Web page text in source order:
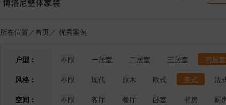
所在位置／首页 ／ 优秀案例
户型： 不限 一居室 二居室 三居室
四居室
风格：
不限 现代 原木 欧式 美式
法
空间：
不限 客厅 餐厅 卧室 书房 厨